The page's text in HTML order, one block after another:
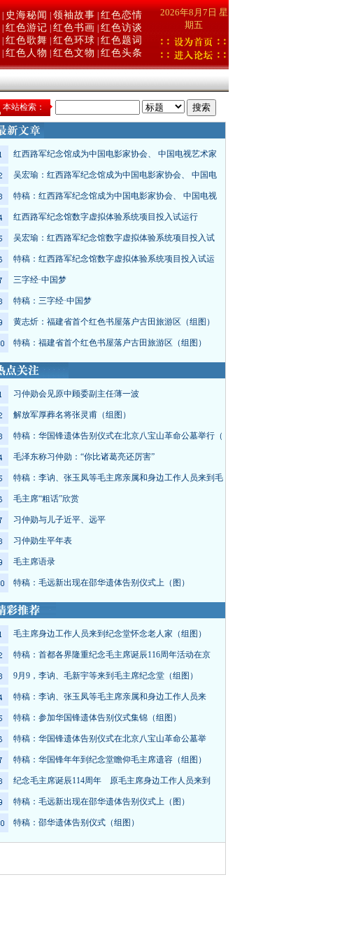
史海秘闻 领袖故事 红色恋情
红色游记 红色书画
红色访谈
红色歌舞 红色环球 红色题词
红色人物 红色文物 红色头条
2026年8月7日 星
期五
本站检索：
红西路军纪念馆成为中国电影家协会、 中国电视艺术家
吴宏瑜：红西路军纪念馆成为中国电影家协会、 中国电
特稿：红西路军纪念馆成为中国电影家协会、 中国电视
红西路军纪念馆数字虚拟体验系统项目投入试运行
吴宏瑜：红西路军纪念馆数字虚拟体验系统项目投入试
特稿：红西路军纪念馆数字虚拟体验系统项目投入试运
三字经·中国梦
特稿：三字经·中国梦
黄志炘：福建省首个红色书屋落户古田旅游区（组图）
特稿：福建省首个红色书屋落户古田旅游区（组图）
习仲勋会见原中顾委副主任薄一波
解放军厚葬名将张灵甫（组图）
特稿：华国锋遗体告别仪式在北京八宝山革命公墓举行（
毛泽东称习仲勋：“你比诸葛亮还厉害”
特稿：李讷、张玉凤等毛主席亲属和身边工作人员来到毛
毛主席“粗话”欣赏
习仲勋与儿子近平、远平
习仲勋生平年表
毛主席语录
特稿：毛远新出现在邵华遗体告别仪式上（图）
毛主席身边工作人员来到纪念堂怀念老人家（组图）
特稿：首都各界隆重纪念毛主席诞辰116周年活动在京
9月9，李讷、毛新宇等来到毛主席纪念堂（组图）
特稿：李讷、张玉凤等毛主席亲属和身边工作人员来
特稿：参加华国锋遗体告别仪式集锦（组图）
特稿：华国锋遗体告别仪式在北京八宝山革命公墓举
特稿：华国锋年年到纪念堂瞻仰毛主席遗容（组图）
纪念毛主席诞辰114周年 原毛主席身边工作人员来到
特稿：毛远新出现在邵华遗体告别仪式上（图）
特稿：邵华遗体告别仪式（组图）